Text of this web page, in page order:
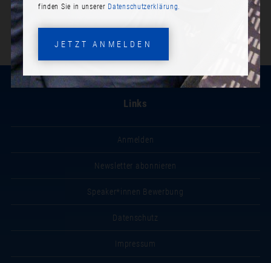
Links
Anmelden
Newsletter abonnieren
Speaker*innen Bewerbung
Datenschutz
Impressum
finden Sie in unserer Datenschutzerklärung.
JETZT ANMELDEN